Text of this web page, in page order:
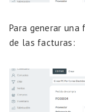
Para generar una
de las facturas: